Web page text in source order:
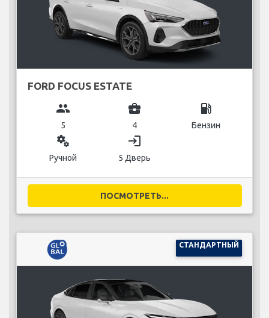
FORD FOCUS ESTATE
group
5
business_center
4
local_gas_station
Бензин
miscellaneous_services
Ручной
login
5 Дверь
ПОСМОТРЕТЬ...
СТАНДАРТНЫЙ